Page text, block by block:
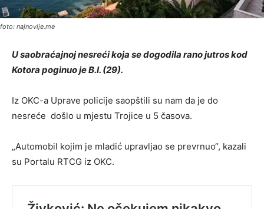
foto: najnovije.me
U saobraćajnoj nesreći koja se dogodila rano jutros kod
Kotora poginuo je B.I. (29).
Iz OKC-a Uprave policije saopštili su nam da je do
nesreće došlo u mjestu Trojice u 5 časova.
„Automobil kojim je mladić upravljao se prevrnuo“, kazali
su Portalu RTCG iz OKC.